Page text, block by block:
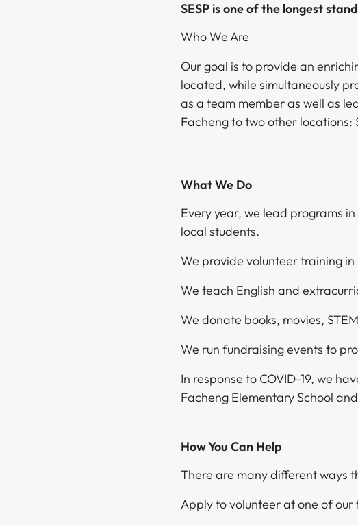
SESP is one of the longest standing Education Support Programs of the Little Masters Club.​​​​‌
Who We Are​​​​‌ ‍ ​‍​‍‌‍ ‌ ​‍‌‍‍‌‌‍‌ ‌‍‍‌‌‍ ‍​‍​‍​ ‍‍​‍​‍‌ ​ ‌‍​‌‌‍ ‍‌‍‍‌‌ ‌​‌ ‍‌​‍ ‍‌‍‍‌‌‍ ​‍​‍​‍ ​​‍​‍‌‍‍​‌ ​‍‌‍‌‌‌‍‌‍​‍​‍​ ‍‍​‍​‍‌‍‍​‌ ‌​‌ ‌​‌ ​​​ ‍‍​‍ ​‍ ‌‍ ​‌‍ ‌‍​ ‌‍​‌‌‍ ​‌‍‍​‌‍ ‌ ​ ‌ ‌​​ ‍‍​ ​ ​ ​ ​ ​ ​ ​ ​‍ ‌‍‍‌‌‍ ‍‌ ‌​‌‍‌‌‌‍ ‍‌ ‌​​‍ ‌‍‌‌‌‍‌​‌‍‍‌‌ ‌​​‍ ‌‍ ‌‌‍ ‌‍‌​‌‍‌‌​ ‌‌ ​​‌ ​‍‌‍‌‌‌ ​ ‌‍‌‌‌‍ ‍‌ ‌​‌‍​‌‌ ‌​‌‍‍‌‌‍ ‌‍ ‍​ ‍ ‌‍‍‌‌‍‌​​ ‌‌‍​‍​ ​ ‌‍‌‌​ ​‍‌‍​ ​ ‍‌‌‍​ ​ ‌‍​‍ ‌​ ​‌‌‍‌‌‌‍‌‌​ ​‍​‍ ‌​ ‌​‌‍‌‍‌‍‌‌‌‍​ ​‍ ‌​ ‍​​ ‌‌‌‍‌‍​ ​​​‍ ‌​ ​ ‌‍​‌​ ‌‌‌‍​‍​ ‌‌​ ​​​ ‍​​ ‌ ‌‍‌​‌‍​ ​ ​‍​ ​‍​ ‍ ‌ ‌​‌ ‍‌‌ ​​‌‍‌‌​ ‌‌ ​​‌ ​‍‌‍ ‌‍‌ ‌ ​‍‌‍​‌‌‍ ‌​ ‍ ‌ ​​‌‍​‌‌ ‌​‌‍‍​​ ‌‌‍​‍‌‍ ‌‍‌​‌ ‍‌​‍‌‌​ ‌‌‌​​‍‌‌ ‌‍‍ ‌‍‌‌‌ ‍‌​‍‌‌​ ​ ‌​‌​​‍‌‌​ ​ ‌​‌​​‍‌‌​ ​‍​ ​‍‌‍‌‌​ ‌ ​ ‌​​ ​​​ ​‍‌‍​‌​ ‍‌​ ‌‍‌‍‌‍‌‍​ ‌‍‌‍‌‍​‌​‍‌‌​ ​‍​ ​‍​‍‌‌​ ‌‌‌​‌​​‍ ‍‌‍​ ‌‍‍​‌‍‍‌‌‍ ​‌‍‌​‌ ​‍‌‍‌‌‌‍ ‍​‍‌‌​ ‌‌‌​​‍‌‌ ‌‍‍ ‌‍‌‌‌ ‍‌​‍‌‌​ ​ ‌​‌​​‍‌‌​ ​ ‌​‌​​‍‌‌​ ​‍​ ​‍‌‍‌​​ ​‌​ ​‍​ ‌‍‌‍‌‍​ ‌‍​ ​‌‌‍​ ​ ​ ‌‍‌‌​ ​‌​ ​​​ ​​​‍‌‌​ ​‍​ ​‍​‍‌‌​ ‌‌‌​‌​​‍ ‍‌ ‌​‌‍‌‌‌ ‍​‌ ‌​​ ‌‍​‍‌‍​‌‌ ​ ‌‍‌‌‌‌‌‌‌ ​‍‌‍ ​​ ‌‌‍‍​‌ ‌​‌ ‌​‌ ​​​‍‌‌​ ​ ‌​​‌​‍‌‌​ ​‍‌​‌‍​‍‌‌​ ​‍‌​‌‍‌‍ ​‌‍ ‌‍​ ‌‍​‌‌‍ ​‌‍‍​‌‍ ‌ ​ ‌ ‌​​‍‌‌​ ​ ‌​​‌​ ​ ​ ​ ​ ​ ​ ​ ​‍‌‍‌‍‍‌‌‍‌​​ ‌‌‍​‍​ ​ ‌‍‌‌​ ​‍‌‍​ ​ ‍‌‌‍​ ​ ‌‍​‍ ‌​ ​‌‌‍‌‌‌‍‌‌​ ​‍​‍ ‌​ ‌​‌‍‌‍‌‍‌‌‌‍​ ​‍ ‌​ ‍​​ ‌‌‌‍‌‍​ ​​​‍ ‌​ ​ ‌‍​‌​ ‌‌‌‍​‍​ ‌‌​ ​​​ ‍​​ ‌ ‌‍‌​‌‍​ ​ ​‍​ ​‍​‍‌‍‌ ‌​‌ ‍‌‌ ​​‌‍‌‌​ ‌‌ ​​‌ ​‍‌‍ ‌‍‌ ‌ ​‍‌‍​‌‌‍ ‌​‍‌‍‌ ​​‌‍​‌‌ ‌​‌‍‍​​ ‌‌‍​‍‌‍ ‌‍‌​‌ ‍‌​‍‌‌​ ‌‌‌​​‍‌‌ ‌‍‍ ‌‍‌‌‌ ‍‌​‍‌‌​ ​ ‌​‌​​‍‌‌​ ​ ‌​‌​​‍‌‌​ ​‍​ ​‍‌‍‌‌​ ‌ ​ ‌​​ ​​​ ​‍‌‍​‌​ ‍‌​ ‌‍‌‍‌‍‌‍​ ‌‍‌‍‌‍​‌​‍‌‌​ ​‍​ ​‍​‍‌‌​ ‌‌‌​‌​​‍ ‍‌‍​ ‌‍‍​‌‍‍‌‌‍ ​‌‍‌​‌ ​‍‌‍‌‌‌‍ ‍​‍‌‌​ ‌‌‌​​‍‌‌ ‌‍‍ ‌‍‌‌‌ ‍‌​‍‌‌​ ​ ‌​‌​​‍‌‌​ ​ ‌​‌​​‍‌‌​ ​‍​ ​‍‌‍‌​​ ​‌​ ​‍​ ‌‍‌‍‌‍​ ‌‍​ ​‌‌‍​ ​ ​ ‌‍‌‌​ ​‌​ ​​​ ​​​‍‌‌​ ​‍​ ​‍​‍‌‌​ ‌‌‌​‌​​‍ ‍‌ ‌​‌‍‌‌‌ ‍​‌ ‌​​‍​‍‌ ‌
Our goal is to provide an
located, while simultaneously
as a team member as well as
Facheng to two other locations: Shanxi Qincheng and Shanghai.​​​​‌
What We Do​​​​‌ ‍ ​‍​‍‌‍ ‌ ​‍‌‍‍‌‌‍‌ ‌‍‍‌‌‍ ‍​‍​‍​ ‍‍​‍​‍‌ ​ ‌‍​‌‌‍ ‍‌‍‍‌‌ ‌​‌ ‍‌​‍ ‍‌‍‍‌‌‍ ​‍​‍​‍ ​​‍​‍‌‍‍​‌ ​‍‌‍‌‌‌‍‌‍​‍​‍​ ‍‍​‍​‍‌‍‍​‌ ‌​‌ ‌​‌ ​​​ ‍‍​‍ ​‍ ‌‍ ​‌‍ ‌‍​ ‌‍​‌‌‍ ​‌‍‍​‌‍ ‌ ​ ‌ ‌​​ ‍‍​ ​ ​ ​ ​ ​ ​ ​ ​‍ ‌‍‍‌‌‍ ‍‌ ‌​‌‍‌‌‌‍ ‍‌ ‌​​‍ ‌‍‌‌‌‍‌​‌‍‍‌‌ ‌​​‍ ‌‍ ‌‌‍ ‌‍‌​‌‍‌‌​ ‌‌ ​​‌ ​‍‌‍‌‌‌ ​ ‌‍‌‌‌‍ ‍‌ ‌​‌‍​‌‌ ‌​‌‍‍‌‌‍ ‌‍ ‍​ ‍ ‌‍‍‌‌‍‌​​ ‌‌‍​‍​ ​ ‌‍‌‌​ ​‍‌‍​ ​ ‍‌‌‍​ ​ ‌‍​‍ ‌​ ​‌‌‍‌‌‌‍‌‌​ ​‍​‍ ‌​ ‌​‌‍‌‍‌‍‌‌‌‍​ ​‍ ‌​ ‍​​ ‌‌‌‍‌‍​ ​​​‍ ‌​ ​ ‌‍​‌​ ‌‌‌‍​‍​ ‌‌​ ​​​ ‍​​ ‌ ‌‍‌​‌‍​ ​ ​‍​ ​‍​ ‍ ‌ ‌​‌ ‍‌‌ ​​‌‍‌‌​ ‌‌ ​​‌ ​‍‌‍ ‌‍‌ ‌ ​‍‌‍​‌‌‍ ‌​ ‍ ‌ ​​‌‍​‌‌ ‌​‌‍‍​​ ‌‌‍​‍‌‍ ‌‍‌​‌ ‍‌​‍‌‌​ ‌‌‌​​‍‌‌ ‌‍‍ ‌‍‌‌‌ ‍‌​‍‌‌​ ​ ‌​‌​​‍‌‌​ ​ ‌​‌​​‍‌‌​ ​‍​ ​‍‌‍​ ​ ​​​ ‌‍​ ​‍‌‍​ ​ ‌​‌‍​‍‌‍​‌‌‍​‌​ ‌ ​ ‌ ​ ‌‌​‍‌‌​ ​‍​ ​‍​‍‌‌​ ‌‌‌​‌​​‍ ‍‌‍​ ‌‍‍​‌‍‍‌‌‍ ​‌‍‌​‌ ​‍‌‍‌‌‌‍ ‍​‍‌‌​ ‌‌‌​​‍‌‌ ‌‍‍ ‌‍‌‌‌ ‍‌​‍‌‌​ ​ ‌​‌​​‍‌‌​ ​ ‌​‌​​‍‌‌​ ​‍​ ​‍‌‍​ ​ ‍‌​ ‍‌‌‍​‌​ ‍‌‌‍​‍​ ​‌​ ‌‍‌‍​‍​ ‌ ​ ‍‌‌‍‌‍​ ​​​‍‌‌​ ​‍​ ​‍​‍‌‌​ ‌‌‌​‌​​‍ ‍‌ ‌​‌‍‌‌‌ ‍​‌ ‌​​ ‌‍​‍‌‍​‌‌ ​ ‌‍‌‌‌‌‌‌‌ ​‍‌‍ ​​ ‌‌‍‍​‌ ‌​‌ ‌​‌ ​​​‍‌‌​ ​ ‌​​‌​‍‌‌​ ​‍‌​‌‍​‍‌‌​ ​‍‌​‌‍‌‍ ​‌‍ ‌‍​ ‌‍​‌‌‍ ​‌‍‍​‌‍ ‌ ​ ‌ ‌​​‍‌‌​ ​ ‌​​‌​ ​ ​ ​ ​ ​ ​ ​ ​‍‌‍‌‍‍‌‌‍‌​​ ‌‌‍​‍​ ​ ‌‍‌‌​ ​‍‌‍​ ​ ‍‌‌‍​ ​ ‌‍​‍ ‌​ ​‌‌‍‌‌‌‍‌‌​ ​‍​‍ ‌​ ‌​‌‍‌‍‌‍‌‌‌‍​ ​‍ ‌​ ‍​​ ‌‌‌‍‌‍​ ​​​‍ ‌​ ​ ‌‍​‌​ ‌‌‌‍​‍​ ‌‌​ ​​​ ‍​​ ‌ ‌‍‌​‌‍​ ​ ​‍​ ​‍​‍‌‍‌ ‌​‌ ‍‌‌ ​​‌‍‌‌​ ‌‌ ​​‌ ​‍‌‍ ‌‍‌ ‌ ​‍‌‍​‌‌‍ ‌​‍‌‍‌ ​​‌‍​‌‌ ‌​‌‍‍​​ ‌‌‍​‍‌‍ ‌‍‌​‌ ‍‌​‍‌‌​ ‌‌‌​​‍‌‌ ‌‍‍ ‌‍‌‌‌ ‍‌​‍‌‌​ ​ ‌​‌​​‍‌‌​ ​ ‌​‌​​‍‌‌​ ​‍​ ​‍‌‍​ ​ ​​​ ‌‍​ ​‍‌‍​ ​ ‌​‌‍​‍‌‍​‌‌‍​‌​ ‌ ​ ‌ ​ ‌‌​‍‌‌​ ​‍​ ​‍​‍‌‌​ ‌‌‌​‌​​‍ ‍‌‍​ ‌‍‍​‌‍‍‌‌‍ ​‌‍‌​‌ ​‍‌‍‌‌‌‍ ‍​‍‌‌​ ‌‌‌​​‍‌‌ ‌‍‍ ‌‍‌‌‌ ‍‌​‍‌‌​ ​ ‌​‌​​‍‌‌​ ​ ‌​‌​​‍‌‌​ ​‍​ ​‍‌‍​ ​ ‍‌​ ‍‌‌‍​‌​ ‍‌‌‍​‍​ ​‌​ ‌‍‌‍​‍​ ‌ ​ ‍‌‌‍‌‍​ ​​​‍‌‌​ ​‍​ ​‍​‍‌‌​ ‌‌‌​‌​​‍ ‍‌ ‌​‌‍‌‌‌ ‍​‌ ‌​​‍​‍‌ ‌
Every year, we lead programs
local students.​​​​‌ ‍ ​‍​‍‌‍ ‌ ​‍‌‍‍‌‌‍‌ ‌‍‍‌‌‍ ‍​‍​‍​ ‍‍​‍​‍‌ ​ ‌‍​‌‌‍ ‍‌‍‍‌‌ ‌​‌ ‍‌​‍ ‍‌‍‍‌‌‍ ​‍​‍​‍ ​​‍​‍‌‍‍​‌ ​‍‌‍‌‌‌‍‌‍​‍​‍​ ‍‍​‍​‍‌‍‍​‌ ‌​‌ ‌​‌ ​​​ ‍‍​‍ ​‍ ‌‍ ​‌‍ ‌‍​ ‌‍​‌‌‍ ​‌‍‍​‌‍ ‌ ​ ‌ ‌​​ ‍‍​ ​ ​ ​ ​ ​ ​ ​ ​‍ ‌‍‍‌‌‍ ‍‌ ‌​‌‍‌‌‌‍ ‍‌ ‌​​‍ ‌‍‌‌‌‍‌​‌‍‍‌‌ ‌​​‍ ‌‍ ‌‌‍ ‌‍‌​‌‍‌‌​ ‌‌ ​​‌ ​‍‌‍‌‌‌ ​ ‌‍‌‌‌‍ ‍‌ ‌​‌‍​‌‌ ‌​‌‍‍‌‌‍ ‌‍ ‍​ ‍ ‌‍‍‌‌‍‌​​ ‌‌‍​‍​ ​ ‌‍‌‌​ ​‍‌‍​ ​ ‍‌‌‍​ ​ ‌‍​‍ ‌​ ​‌‌‍‌‌‌‍‌‌​ ​‍​‍ ‌​ ‌​‌‍‌‍‌‍‌‌‌‍​ ​‍ ‌​ ‍​​ ‌‌‌‍‌‍​ ​​​‍ ‌​ ​ ‌‍​‌​ ‌‌‌‍​‍​ ‌‌​ ​​​ ‍​​ ‌ ‌‍‌​‌‍​ ​ ​‍​ ​‍​ ‍ ‌ ‌​‌ ‍‌‌ ​​‌‍‌‌​ ‌‌ ​​‌ ​‍‌‍ ‌‍‌ ‌ ​‍‌‍​‌‌‍ ‌​ ‍ ‌ ​​‌‍​‌‌ ‌​‌‍‍​​ ‌‌‍​‍‌‍ ‌‍‌​‌ ‍‌​‍‌‌​ ‌‌‌​​‍‌‌ ‌‍‍ ‌‍‌‌‌ ‍‌​‍‌‌​ ​ ‌​‌​​‍‌‌​ ​ ‌​‌​​‍‌‌​ ​‍​ ​‍‌‍​‌​ ‌ ​ ‌​​ ‌​‌‍​‍‌‍‌​​ ‍‌‌‍​‌​ ‌​​ ‍‌‌‍​‍​ ​‍​‍‌‌​ ​‍​ ​‍​‍‌‌​ ‌‌‌​‌​​‍ ‍‌‍​ ‌‍‍​‌‍‍‌‌‍ ​‌‍‌​‌ ​‍‌‍‌‌‌‍ ‍​‍‌‌​ ‌‌‌​​‍‌‌ ‌‍‍ ‌‍‌‌‌ ‍‌​‍‌‌​ ​ ‌​‌​​‍‌‌​ ​ ‌​‌​​‍‌‌​ ​‍​ ​‍​ ‌‍​ ‍​​ ​ ‌‍​‍‌‍‌​‌‍​ ​ ​‌​ ​​​ ​ ‌‍​‌​ ‌‍​ ​ ​ ​​​‍‌‌​ ​‍​ ​‍​‍‌‌​ ‌‌‌​‌​​‍ ‍‌ ‌​‌‍‌‌‌ ‍​‌ ‌​​ ‌‍​‍‌‍​‌‌ ​ ‌‍‌‌‌‌‌‌‌ ​‍‌‍ ​​ ‌‌‍‍​‌ ‌​‌ ‌​‌ ​​​‍‌‌​ ​ ‌​​‌​‍‌‌​ ​‍‌​‌‍​‍‌‌​ ​‍‌​‌‍‌‍ ​‌‍ ‌‍​ ‌‍​‌‌‍ ​‌‍‍​‌‍ ‌ ​ ‌ ‌​​‍‌‌​ ​ ‌​​‌​ ​ ​ ​ ​ ​ ​ ​ ​‍‌‍‌‍‍‌‌‍‌​​ ‌‌‍​‍​ ​ ‌‍‌‌​ ​‍‌‍​ ​ ‍‌‌‍​ ​ ‌‍​‍ ‌​ ​‌‌‍‌‌‌‍‌‌​ ​‍​‍ ‌​ ‌​‌‍‌‍‌‍‌‌‌‍​ ​‍ ‌​ ‍​​ ‌‌‌‍‌‍​ ​​​‍ ‌​ ​ ‌‍​‌​ ‌‌‌‍​‍​ ‌‌​ ​​​ ‍​​ ‌ ‌‍‌​‌‍​ ​ ​‍​ ​‍​‍‌‍‌ ‌​‌ ‍‌‌ ​​‌‍‌‌​ ‌‌ ​​‌ ​‍‌‍ ‌‍‌ ‌ ​‍‌‍​‌‌‍ ‌​‍‌‍‌ ​​‌‍​‌‌ ‌​‌‍‍​​ ‌‌‍​‍‌‍ ‌‍‌​‌ ‍‌​‍‌‌​ ‌‌‌​​‍‌‌ ‌‍‍ ‌‍‌‌‌ ‍‌​‍‌‌​ ​ ‌​‌​​‍‌‌​ ​ ‌​‌​​‍‌‌​ ​‍​ ​‍‌‍​‌​ ‌ ​ ‌​​ ‌​‌‍​‍‌‍‌​​ ‍‌‌‍​‌​ ‌​​ ‍‌‌‍​‍​ ​‍​‍‌‌​ ​‍​ ​‍​‍‌‌​ ‌‌‌​‌​​‍ ‍‌‍​ ‌‍‍​‌‍‍‌‌‍ ​‌‍‌​‌ ​‍‌‍‌‌‌‍ ‍​‍‌‌​ ‌‌‌​​‍‌‌ ‌‍‍ ‌‍‌‌‌ ‍‌​‍‌‌​ ​ ‌​‌​​‍‌‌​ ​ ‌​‌​​‍‌‌​ ​‍​ ​‍​ ‌‍​ ‍​​ ​ ‌‍​‍‌‍‌​‌‍​ ​ ​‌​ ​​​ ​ ‌‍​‌​ ‌‍​ ​ ​ ​​​‍‌‌​ ​‍​ ​‍​‍‌‌​ ‌‌‌​‌​​‍ ‍‌ ‌​‌‍‌‌‌ ‍​‌ ‌​​‍​‍‌ ‌
We provide volunteer training in preparation for the program.​​​​‌
We teach English and extracurricular activities in local classrooms.​​​​‌
We donate books, movies, STEM materials, and other educational supplements.​​​​‌
We run fundraising events to provide financial aid and other materials​​​​‌
In response to COVID-19, we
Facheng Elementary School and 1,000 KN95 masks to Overlake Medical Center in Bellevue.​​​​‌
How You Can Help​​​​‌ ‍ ​‍​‍‌‍ ‌ ​‍‌‍‍‌‌‍‌ ‌‍‍‌‌‍ ‍​‍​‍​ ‍‍​‍​‍‌ ​ ‌‍​‌‌‍ ‍‌‍‍‌‌ ‌​‌ ‍‌​‍ ‍‌‍‍‌‌‍ ​‍​‍​‍ ​​‍​‍‌‍‍​‌ ​‍‌‍‌‌‌‍‌‍​‍​‍​ ‍‍​‍​‍‌‍‍​‌ ‌​‌ ‌​‌ ​​​ ‍‍​‍ ​‍ ‌‍ ​‌‍ ‌‍​ ‌‍​‌‌‍ ​‌‍‍​‌‍ ‌ ​ ‌ ‌​​ ‍‍​ ​ ​ ​ ​ ​ ​ ​ ​‍ ‌‍‍‌‌‍ ‍‌ ‌​‌‍‌‌‌‍ ‍‌ ‌​​‍ ‌‍‌‌‌‍‌​‌‍‍‌‌ ‌​​‍ ‌‍ ‌‌‍ ‌‍‌​‌‍‌‌​ ‌‌ ​​‌ ​‍‌‍‌‌‌ ​ ‌‍‌‌‌‍ ‍‌ ‌​‌‍​‌‌ ‌​‌‍‍‌‌‍ ‌‍ ‍​ ‍ ‌‍‍‌‌‍‌​​ ‌‌‍​‍​ ​ ‌‍‌‌​ ​‍‌‍​ ​ ‍‌‌‍​ ​ ‌‍​‍ ‌​ ​‌‌‍‌‌‌‍‌‌​ ​‍​‍ ‌​ ‌​‌‍‌‍‌‍‌‌‌‍​ ​‍ ‌​ ‍​​ ‌‌‌‍‌‍​ ​​​‍ ‌​ ​ ‌‍​‌​ ‌‌‌‍​‍​ ‌‌​ ​​​ ‍​​ ‌ ‌‍‌​‌‍​ ​ ​‍​ ​‍​ ‍ ‌ ‌​‌ ‍‌‌ ​​‌‍‌‌​ ‌‌ ​​‌ ​‍‌‍ ‌‍‌ ‌ ​‍‌‍​‌‌‍ ‌​ ‍ ‌ ​​‌‍​‌‌ ‌​‌‍‍​​ ‌‌‍​‍‌‍ ‌‍‌​‌ ‍‌​‍‌‌​ ‌‌‌​​‍‌‌ ‌‍‍ ‌‍‌‌‌ ‍‌​‍‌‌​ ​ ‌​‌​​‍‌‌​ ​ ‌​‌​​‍‌‌​ ​‍​ ​‍‌‍‌​​ ​‌​ ‌​​ ‌ ‌‍​‌‌‍‌‌‌‍‌‍​ ‌​​ ‌ ​ ​ ‌‍​‍‌‍‌‌​‍‌‌​ ​‍​ ​‍​‍‌‌​ ‌‌‌​‌​​‍ ‍‌‍​ ‌‍‍​‌‍‍‌‌‍ ​‌‍‌​‌ ​‍‌‍‌‌‌‍ ‍​‍‌‌​ ‌‌‌​​‍‌‌ ‌‍‍ ‌‍‌‌‌ ‍‌​‍‌‌​ ​ ‌​‌​​‍‌‌​ ​ ‌​‌​​‍‌‌​ ​‍​ ​‍‌‍​ ​ ‌‍​ ‌ ​ ​‌‌‍​‌​ ‍​​ ​ ‌‍‌​​ ‍​‌‍‌‍‌‍‌‍‌‍​ ​ ​​​‍‌‌​ ​‍​ ​‍​‍‌‌​ ‌‌‌​‌​​‍ ‍‌ ‌​‌‍‌‌‌ ‍​‌ ‌​​ ‌‍​‍‌‍​‌‌ ​ ‌‍‌‌‌‌‌‌‌ ​‍‌‍ ​​ ‌‌‍‍​‌ ‌​‌ ‌​‌ ​​​‍‌‌​ ​ ‌​​‌​‍‌‌​ ​‍‌​‌‍​‍‌‌​ ​‍‌​‌‍‌‍ ​‌‍ ‌‍​ ‌‍​‌‌‍ ​‌‍‍​‌‍ ‌ ​ ‌ ‌​​‍‌‌​ ​ ‌​​‌​ ​ ​ ​ ​ ​ ​ ​ ​‍‌‍‌‍‍‌‌‍‌​​ ‌‌‍​‍​ ​ ‌‍‌‌​ ​‍‌‍​ ​ ‍‌‌‍​ ​ ‌‍​‍ ‌​ ​‌‌‍‌‌‌‍‌‌​ ​‍​‍ ‌​ ‌​‌‍‌‍‌‍‌‌‌‍​ ​‍ ‌​ ‍​​ ‌‌‌‍‌‍​ ​​​‍ ‌​ ​ ‌‍​‌​ ‌‌‌‍​‍​ ‌‌​ ​​​ ‍​​ ‌ ‌‍‌​‌‍​ ​ ​‍​ ​‍​‍‌‍‌ ‌​‌ ‍‌‌ ​​‌‍‌‌​ ‌‌ ​​‌ ​‍‌‍ ‌‍‌ ‌ ​‍‌‍​‌‌‍ ‌​‍‌‍‌ ​​‌‍​‌‌ ‌​‌‍‍​​ ‌‌‍​‍‌‍ ‌‍‌​‌ ‍‌​‍‌‌​ ‌‌‌​​‍‌‌ ‌‍‍ ‌‍‌‌‌ ‍‌​‍‌‌​ ​ ‌​‌​​‍‌‌​ ​ ‌​‌​​‍‌‌​ ​‍​ ​‍‌‍‌​​ ​‌​ ‌​​ ‌ ‌‍​‌‌‍‌‌‌‍‌‍​ ‌​​ ‌ ​ ​ ‌‍​‍‌‍‌‌​‍‌‌​ ​‍​ ​‍​‍‌‌​ ‌‌‌​‌​​‍ ‍‌‍​ ‌‍‍​‌‍‍‌‌‍ ​‌‍‌​‌ ​‍‌‍‌‌‌‍ ‍​‍‌‌​ ‌‌‌​​‍‌‌ ‌‍‍ ‌‍‌‌‌ ‍‌​‍‌‌​ ​ ‌​‌​​‍‌‌​ ​ ‌​‌​​‍‌‌​ ​‍​ ​‍‌‍​ ​ ‌‍​ ‌ ​ ​‌‌‍​‌​ ‍​​ ​ ‌‍‌​​ ‍​‌‍‌‍‌‍‌‍‌‍​ ​ ​​​‍‌‌​ ​‍​ ​‍​‍‌‌​ ‌‌‌​‌​​‍ ‍‌ ‌​‌‍‌‌‌ ‍​‌ ‌​​‍​‍‌ ‌
There are many different ways that you can contribute to our program:​​​​‌
Apply to volunteer at one of our three SESP Programs: Shanxi Facheng, Shanxi